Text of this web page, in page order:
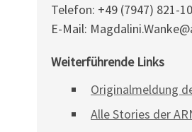
Telefon: +49 (7947) 821-
E-Mail:
Weiterführende Links
Originalmeldung
Alle Stories der